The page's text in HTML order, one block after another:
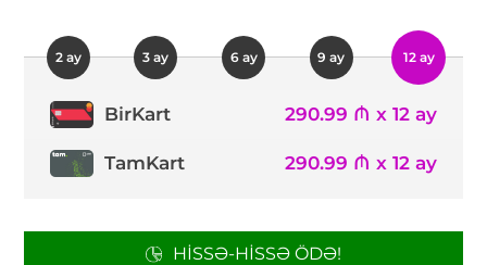
2 ay 3 ay 6 ay 9 ay 12 ay
BirKart 290.99 ₼ x 12 ay
TamKart 290.99 ₼ x 12 ay
HISSƏ-HISSƏ ÖDƏ!